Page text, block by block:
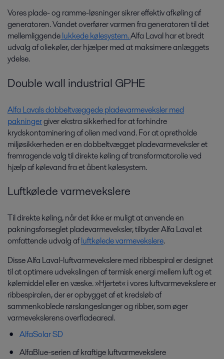
Vores plade- og ramme-løsninger sikrer effektiv afkøling af
generatoren. Vandet overfører varmen fra generatoren til det
mellemliggendelukkede kølesystem.Alfa Laval har et bredt
udvalg af oliekøler, der hjælper med at maksimere anlæggets
ydelse.
Double wall industrial GPHE
Alfa Lavals dobbeltvæggede pladevarmeveksler med
pakningergiver ekstra sikkerhed for at forhindre
krydskontaminering af olien med vand. For at opretholde
miljøsikkerheden er en dobbeltvægget pladevarmeveksler et
fremragende valg til direkte køling af transformatorolie ved
hjælp af kølevand fra et åbent kølesystem.
Luftkølede varmevekslere
Til direkte køling, når det ikke er muligt at anvende en
pakningsforseglet pladevarmeveksler, tilbyder Alfa Laval et
omfattende udvalg afluftkølede varmevekslere.
Disse Alfa Laval-luftvarmevekslere med ribbespiral er designet
til at optimere udvekslingen af termisk energi mellem luft og et
kølemiddel eller en væske. »Hjertet« i vores luftvarmevekslere er
ribbespiralen, der er opbygget af et kredsløb af
sammenkoblede rørslangeslanger og ribber, som øger
varmevekslerens overfladeareal.
AlfaSolar SD
AlfaBlue-serien af kraftige luftvarmevekslere